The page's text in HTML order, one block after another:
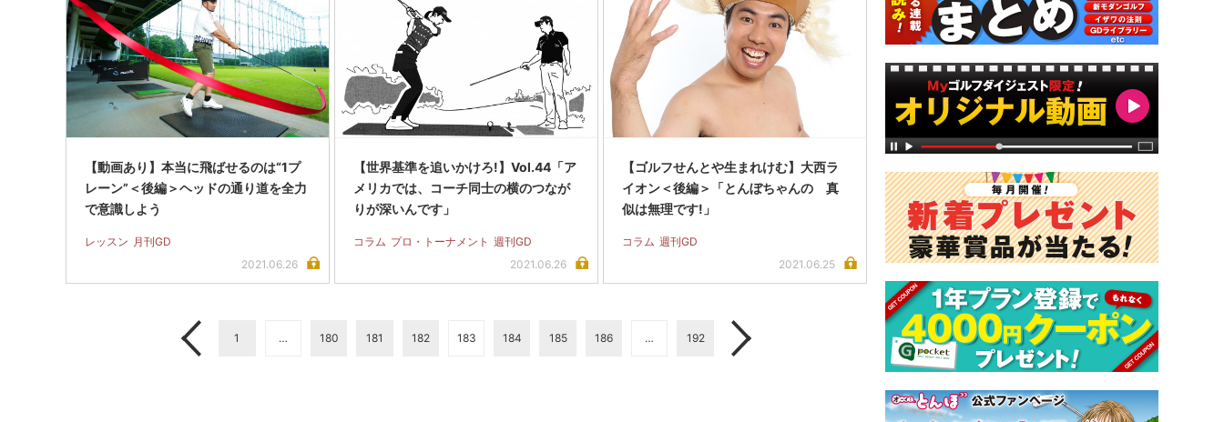
【動画あり】本当に飛ばせるのは“1プ
レーン”＜後編＞ヘッドの通り道を全力
で意識しよう
レッスン 月刊GD
2021.06.26
【世界基準を追いかけろ!】Vol.44「ア
メリカでは、コーチ同士の横のつなが
りが深いんです」
コラム プロ・トーナメント 週刊GD
2021.06.26
【ゴルフせんとや生まれけむ】大西ラ
イオン＜後編＞「とんぼちゃんの 真
似は無理です!」
コラム 週刊GD
2021.06.25
1 … 180 181 182 183 184 185 186 … 192